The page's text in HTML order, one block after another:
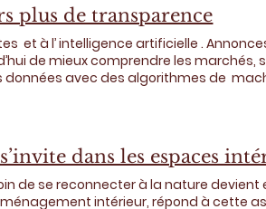
une communication authentique
plus de transparence
et à l’ intelligence artificielle .
de mieux comprendre les marchés,
avec des algorithmes de
lisibles et plus inclusifs pour
dépasse l’immobilier : elle
dans les espaces
de se reconnecter à la nature devient
intérieur, répond à cette